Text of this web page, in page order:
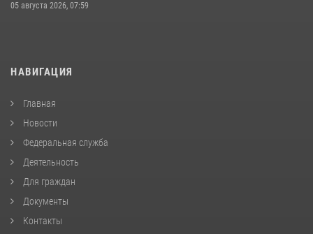
05 августа 2026, 07:59
НАВИГАЦИЯ
Главная
Новости
Федеральная служба
Деятельность
Для граждан
Документы
Контакты